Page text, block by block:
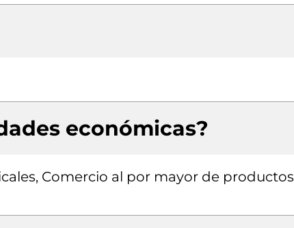
económicas?
Comercio al por mayor de productos